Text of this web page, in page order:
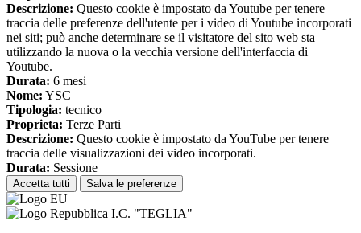
Descrizione: Questo cookie è impostato da Youtube per tenere
traccia delle preferenze dell'utente per i video di Youtube incorporati
nei siti; può anche determinare se il visitatore del sito web sta
utilizzando la nuova o la vecchia versione dell'interfaccia di
Youtube.
Durata: 6 mesi
Nome: YSC
Tipologia: tecnico
Proprieta: Terze Parti
Descrizione: Questo cookie è impostato da YouTube per tenere
traccia delle visualizzazioni dei video incorporati.
Durata: Sessione
Accetta tutti Salva le preferenze
I.C. "TEGLIA"